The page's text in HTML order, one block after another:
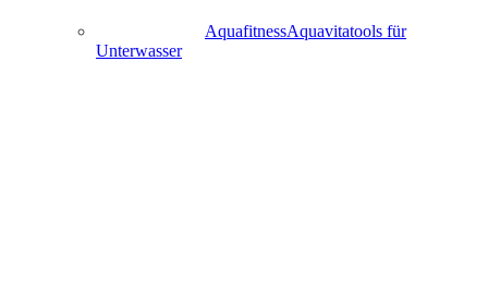
AquafitnessAquavitatools für
Unterwasser